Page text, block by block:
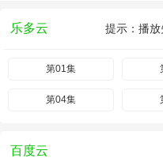
乐多云 提示：播
第01集
第04集
百度云